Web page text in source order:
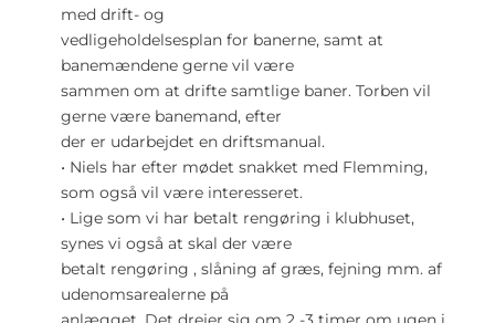
med drift- og
vedligeholdelsesplan for banerne, samt at
banemændene gerne vil være
sammen om at drifte samtlige baner. Torben vil
gerne være banemand, efter
der er udarbejdet en driftsmanual.
• Niels har efter mødet snakket med Flemming,
som også vil være interesseret.
• Lige som vi har betalt rengøring i klubhuset,
synes vi også at skal der være
betalt rengøring , slåning af græs, fejning mm. af
udenomsarealerne på